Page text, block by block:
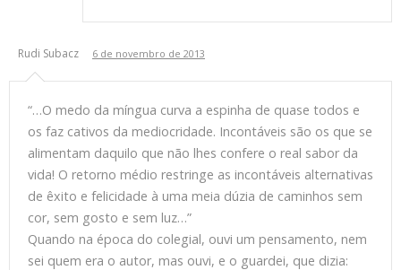
Rudi Subacz 6 de novembro de 2013
“…O medo da míngua curva a espinha de quase todos e
os faz cativos da mediocridade. Incontáveis são os que se
alimentam daquilo que não lhes confere o real sabor da
vida! O retorno médio restringe as incontáveis alternativas
de êxito e felicidade à uma meia dúzia de caminhos sem
cor, sem gosto e sem luz…”
Quando na época do colegial, ouvi um pensamento, nem
sei quem era o autor, mas ouvi, e o guardei, que dizia: